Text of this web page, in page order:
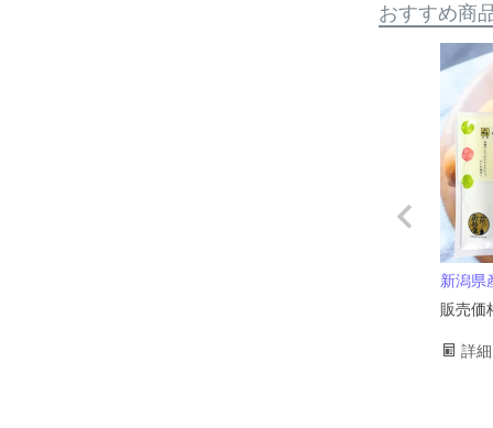
おすすめ商
新潟県
販売価
詳